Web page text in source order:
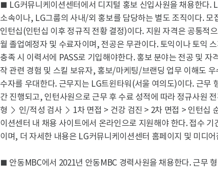
■ LG커뮤니케이션센터에서 디지털 홍보 신입사원을 채용한다.
소속이나, LG그룹의 사내/외 홍보를 담당하는 별도 조직이다. 모
인턴십(인턴십 이후 정규직 전황 결정)이다. 지원 자격은 공통적
월 졸업예정자 및 수료자이며, 전공은 무관이다. 토익이나 토익
충족 시 이력서에 PASS로 기입해야한다. 홍보 분야는 전공 및
작 관련 경험 및 스킬 보유자, 홍보/마케팅/브랜딩 업무 이해도
수자를 우대한다. 근무지는 LG트윈타워(서울 여의도)이다. 근무
간 진행되고, 인턴사원으로 근무 후 수료 성적에 따라 정규사원
형 ＞ 인/적성 검사 ＞ 1차 면접 > 건강 검진 > 2차 면접 > 인턴십
이션센터 내 채용 사이트에서 온라인으로 지원해야 한다. 접수
이며, 더 자세한 내용은 LG커뮤니케이션센터 홈페이지 및 미디
■ 안동MBC에서 2021년 안동MBC 경력사원을 채용한다. 근무